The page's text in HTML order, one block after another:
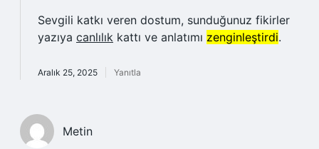
Sevgili katkı veren dostum, sunduğunuz fikirler
yazıya canlılık kattı ve anlatımı zenginleştirdi.
Aralık 25, 2025 Yanıtla
Metin